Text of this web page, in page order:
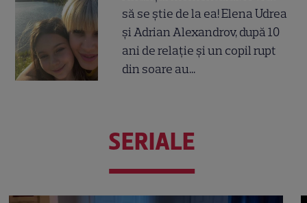
să se știe de la ea! Elena Udrea
și Adrian Alexandrov, după 10
ani de relație și un copil rupt
din soare au...
SERIALE